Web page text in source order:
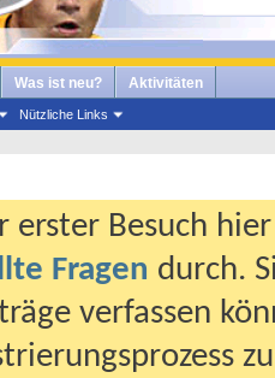
Nützliche Links
Was ist neu? Aktivitäten
erster Besuch
Fragen durch.
verfassen